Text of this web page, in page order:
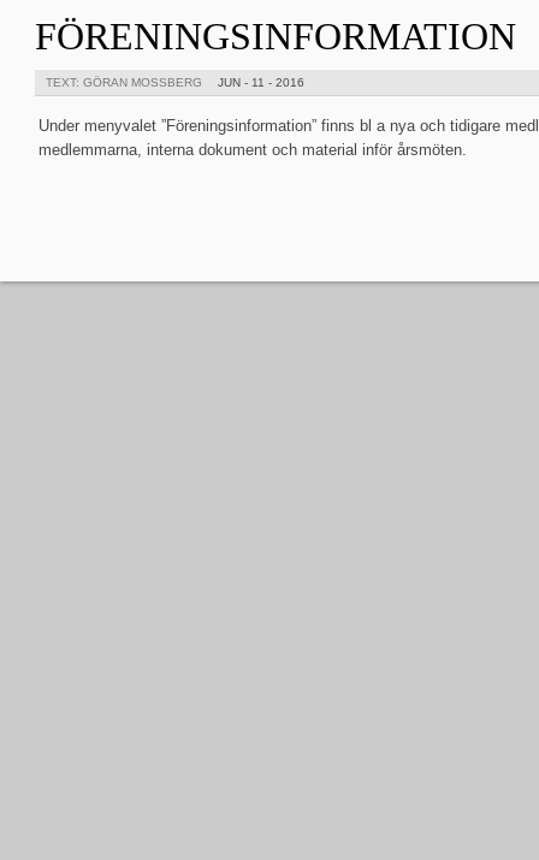
FÖRENINGSINFORMATION
TEXT: GÖRAN MOSSBERG JUN - 11 - 2016
Under menyvalet ”Föreningsinformation” finns bl a nya och tidigare
medlemmarna, interna dokument och material inför årsmöten.